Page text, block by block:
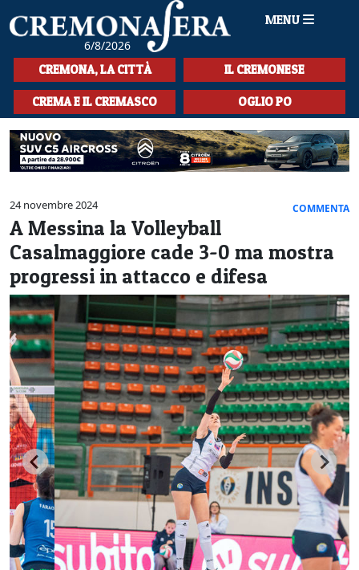
6/8/2026
MENU
HOME
CRONACA
SPORT
LA MUSICA
CULTURA
LA STORIA
SPETTACOLI
L'EDITORIALE
SEZIONI
CERCA
CREMONA, LA CITTÀ IL CREMONESE
CREMA E IL CREMASCO OGLIO PO
24 novembre 2024 COMMENTA
A Messina la Volleyball
Casalmaggiore cade 3-0 ma mostra
progressi in attacco e difesa